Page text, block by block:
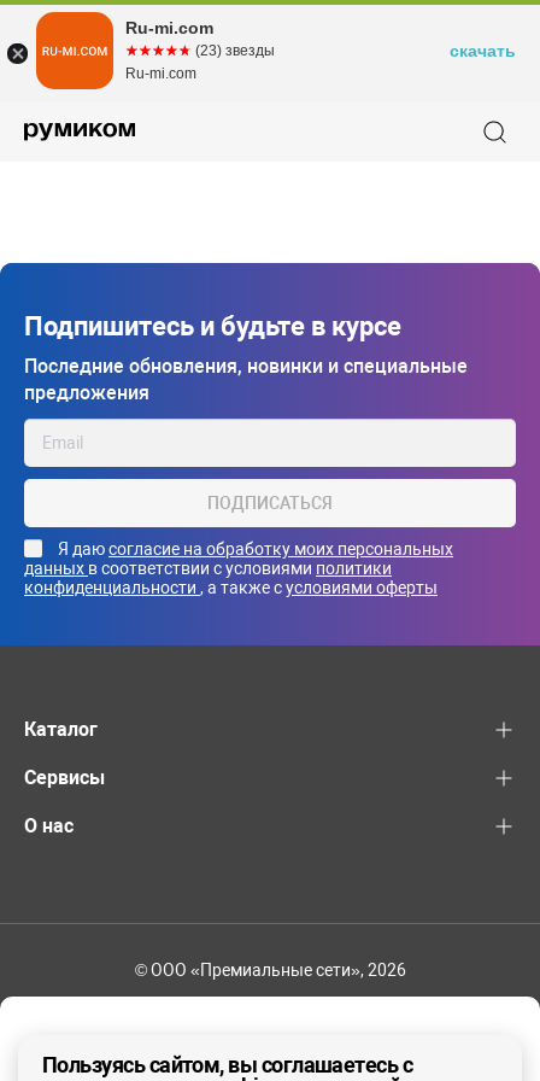
Подпишитесь и будьте в курсе
Последние обновления, новинки и специальные
предложения
ПОДПИСАТЬСЯ
Я даюсогласие на обработку моих персональных
данных в соответствии с условиями политики
конфиденциальности , а также сусловиями оферты
Каталог
Сервисы
О нас
© ООО «Премиальные сети», 2026
Пользуясь сайтом, вы соглашаетесь с
Ru-mi.com
☆☆☆☆☆
★★★★★ (23) звезды
Ru-mi.com
скачать